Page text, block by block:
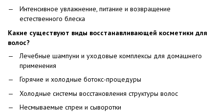
Интенсивное увлажнение, питание и возвращение
естественного блеска
Какие существуют виды восстанавливающей косметики для
волос?
Лечебные шампуни и уходовые комплексы для домашнего
применения
Горячие и холодные ботокс-процедуры
Холодные системы восстановления структуры волос
Несмываемые спреи и сыворотки